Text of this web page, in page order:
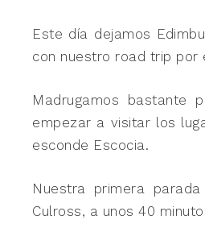
Este día dejamos
con nuestro road trip por
Madrugamos bastante
empezar a visitar los
esconde Escocia.
Nuestra primera
Culross, a unos 40